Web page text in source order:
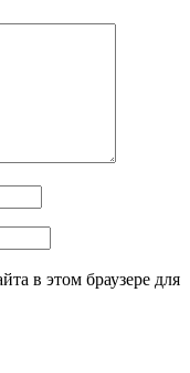
в этом браузере для